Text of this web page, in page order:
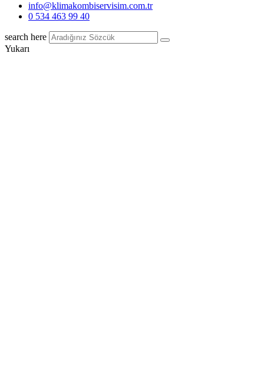
info@klimakombiservisim.com.tr
0 534 463 99 40
search here
Yukarı